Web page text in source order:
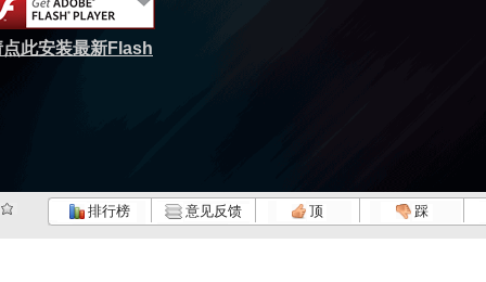
点此安装最新Flash
排行榜 意见反馈 顶 踩